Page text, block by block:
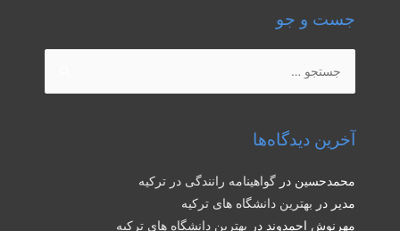
جست و جو
برای:
آخرین دیدگاه‌ها
محمدحسین در گواهینامه رانندگی در ترکیه
مدیر در بهترین دانشگاه های ترکیه
مهرنوش احمدوند در بهترین دانشگاه های ترکیه